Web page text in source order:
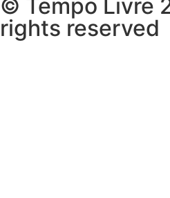
© Tempo Livre
rights reserved